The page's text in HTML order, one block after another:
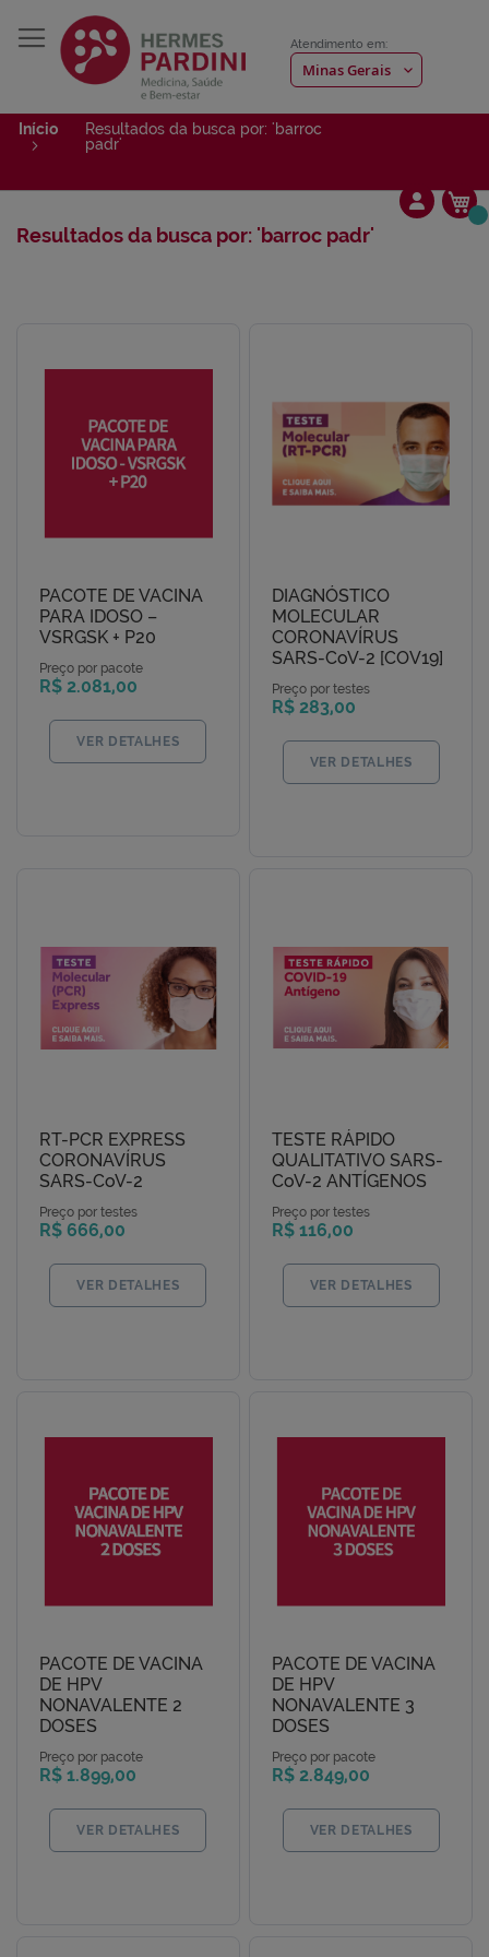
Atendimento em:
Início
Resultados da busca por: 'barroc
padr'
Resultados da busca por: 'barroc padr'
PACOTE DE VACINA
PARA IDOSO –
VSRGSK + P20
Preço por pacote
R$ 2.081,00
VER DETALHES
DIAGNÓSTICO
MOLECULAR
CORONAVÍRUS
SARS-CoV-2 [COV19]
Preço por testes
R$ 283,00
VER DETALHES
RT-PCR EXPRESS
CORONAVÍRUS
SARS-CoV-2
Preço por testes
R$ 666,00
VER DETALHES
TESTE RÁPIDO
QUALITATIVO SARS-
CoV-2 ANTÍGENOS
Preço por testes
R$ 116,00
VER DETALHES
PACOTE DE VACINA
DE HPV
NONAVALENTE 2
DOSES
Preço por pacote
R$ 1.899,00
VER DETALHES
PACOTE DE VACINA
DE HPV
NONAVALENTE 3
DOSES
Preço por pacote
R$ 2.849,00
VER DETALHES